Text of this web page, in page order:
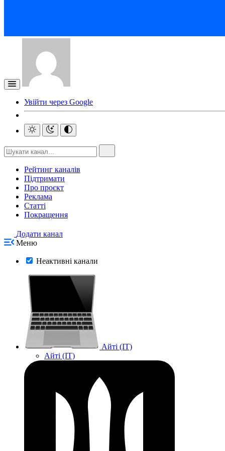
Увійти через Google
Рейтинг каналів
Підтримати
Про проєкт
Реклама
Статті
Покращення
Додати канал
Меню
Неактивні канали
Айті (IT)
Айті (IT)